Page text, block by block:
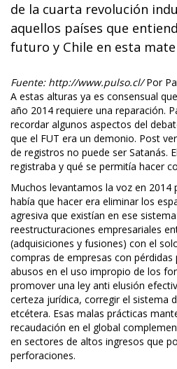
de la cuarta revolución
aquellos países que
futuro y Chile en esta
Fuente: http://www.pulso.cl/Por
A estas alturas ya es consensual
año 2014 requiere una reparación.
recordar algunos aspectos del
que el FUT era un demonio. Post
de registros no puede ser Satanás.
registraba y qué se permitía hacer
Muchos levantamos la voz en 2014
había que hacer era eliminar los
agresiva que existían en ese
reestructuraciones empresariales
(adquisiciones y fusiones) con el
compras de empresas con
abusos en el uso impropio de los
promover una ley anti elusión
certeza jurídica, corregir el sistema
etcétera. Esas malas prácticas
recaudación en el global
en sectores de altos ingresos que
perforaciones.